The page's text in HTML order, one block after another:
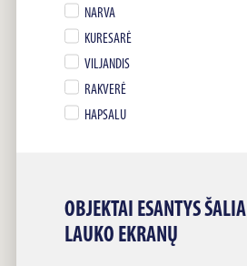
NARVA
KURESARĖ
VILJANDIS
RAKVERĖ
HAPSALU
OBJEKTAI ESANTYS ŠALIA
LAUKO EKRANŲ